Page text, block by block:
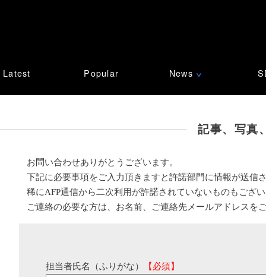
Latest Popular News ∨
記事、写真
お問い合わせありがとうございます。
下記に必要事項をご入力頂きますと許諾部門に情報が送信
稀にAFP通信から二次利用が許諾されていないものもござ
ご連絡の必要な方は、お名前、ご連絡先メールアドレスを
担当者氏名（ふりがな） 【必須】